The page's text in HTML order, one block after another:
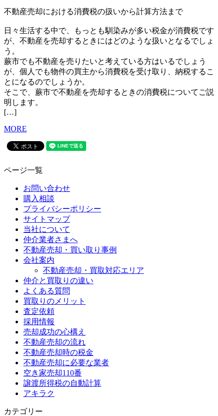
不動産売却における消費税の扱いから計算方法まで
日々生活する中で、もっとも馴染みが多い税金が消費税です
が、不動産を売却するときにはどのような扱いとなるでしょ
う。
蕨市でも不動産を売りたいと考えている方はいるでしょう
が、個人でも物件の買主から消費税を受け取り、納税するこ
とになるのでしょうか。
そこで、蕨市で不動産を売却するときの消費税についてご説
明します。
[…]
MORE
ページ一覧
お問い合わせ
購入相談
プライバシーポリシー
サイトマップ
当社について
仲介業者さまへ
不動産売却・買い取り事例
会社案内
不動産売却・買取対応エリア
仲介と買取りの違い
よくある質問
買取りのメリット
査定依頼
採用情報
売却成功の心構え
不動産売却の流れ
不動産売却時の税金
不動産売却に必要な業者
空き家売却110番
譲渡所得税の自動計算
アキラク
カテゴリー